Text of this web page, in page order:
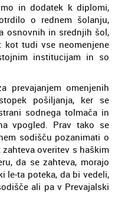
in dodatek k diplomi,
o rednem šolanju,
osnovnih in srednjih šol,
kot tudi vse neomenjene
institucijam in so
prevajanjem omenjenih
pošiljanja, ker se
sodnega tolmača in
vpogled. Prav tako se
sodišču pozanimati o
overitev s haškim
da se zahteva, morajo
le-ta poteka, da bi vedeli,
ali pa v Prevajalski